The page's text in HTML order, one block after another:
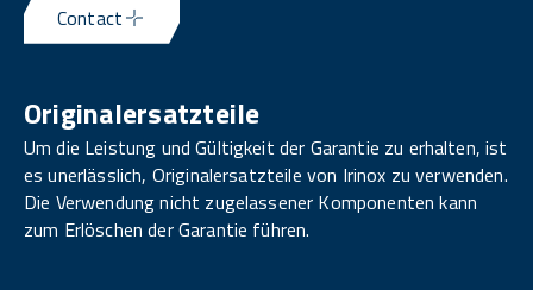
Contact
Originalersatzteile
Um die Leistung und Gültigkeit der Garantie zu erhalten, ist
es unerlässlich, Originalersatzteile von Irinox zu verwenden.
Die Verwendung nicht zugelassener Komponenten kann
zum Erlöschen der Garantie führen.